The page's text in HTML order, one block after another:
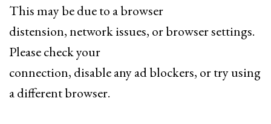
This may be due to a browser
distension, network issues, or browser settings.
Please check your
connection, disable any ad blockers, or try using
a different browser.